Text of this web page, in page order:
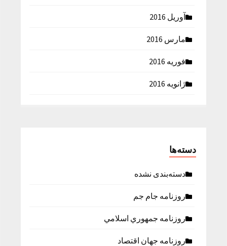
آوریل 2016
مارس 2016
فوریه 2016
ژانویه 2016
دسته‌ها
دسته‌بندی نشده
روزنامه جام جم
روزنامه جمهوري اسلامي
روزنامه جهان اقتصاد